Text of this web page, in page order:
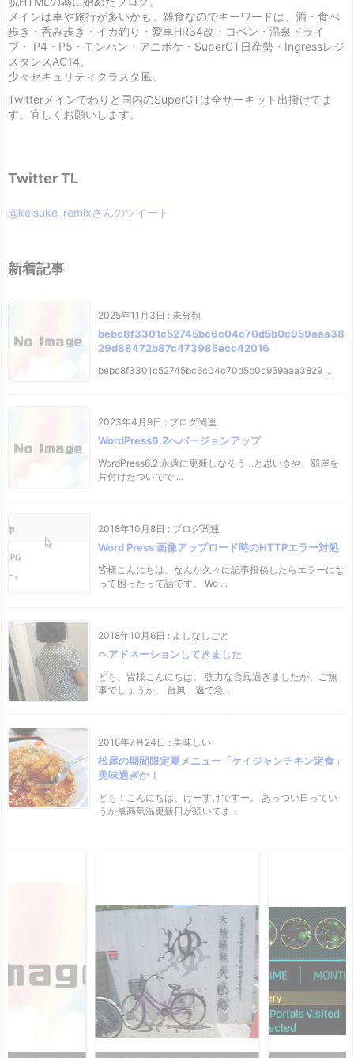
メインは車や旅行が多いかも。雑食なのでキーワードは、酒・食べ
歩き・呑み歩き・イカ釣り・愛車HR34改・コペン・温泉ドライ
ブ・ P4・P5・モンハン・アニポケ・SuperGT日産勢・Ingressレジ
スタンスAG14。
少々セキュリティクラスタ風。
Twitterメインでわりと国内のSuperGTは全サーキット出掛けてま
す。宜しくお願いします。
Twitter TL
@keisuke_remixさんのツイート
新着記事
2025年11月3日 : 未分類
bebc8f3301c52745bc6c04c70d5b0c959aaa38
29d88472b87c473985ecc42016
bebc8f3301c52745bc6c04c70d5b0c959aaa3829 ...
2023年4月9日 : ブログ関連
WordPress6.2へバージョンアップ
WordPress6.2 永遠に更新しなそう…と思いきや、部屋を
片付けたついでで ...
2018年10月8日 : ブログ関連
Word Press 画像アップロード時のHTTPエラー対処
皆様こんにちは、なんか久々に記事投稿したらエラーにな
って困ったって話です。 Wo ...
2018年10月6日 : よしなしごと
ヘアドネーションしてきました
ども、皆様こんにちは。 強力な台風過ぎましたが、ご無
事でしょうか。 台風一過で急 ...
2018年7月24日 : 美味しい
松屋の期間限定夏メニュー「ケイジャンチキン定食」
美味過ぎか！
ども！こんにちは、けーすけですー。 あっつい日ってい
うか最高気温更新日が続いてま ...